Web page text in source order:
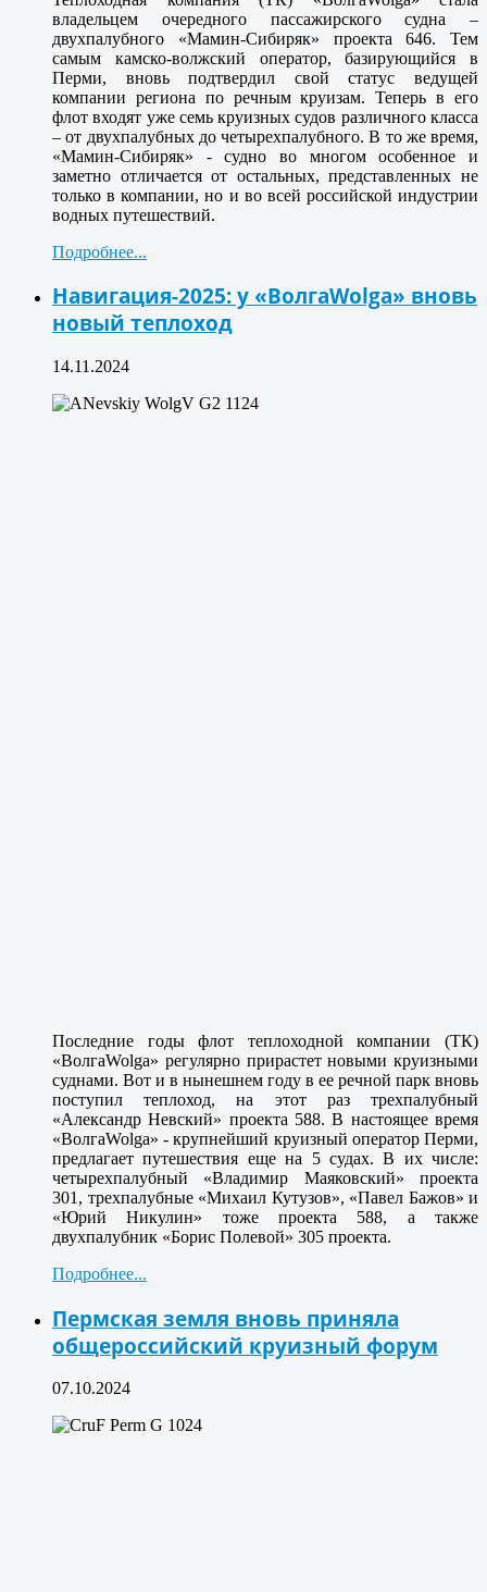
владельцем очередного пассажирского судна –
двухпалубного «Мамин-Сибиряк» проекта 646. Тем
самым камско-волжский оператор, базирующийся в
Перми, вновь подтвердил свой статус ведущей
компании региона по речным круизам. Теперь в его
флот входят уже семь круизных судов различного класса
– от двухпалубных до четырехпалубного. В то же время,
«Мамин-Сибиряк» - судно во многом особенное и
заметно отличается от остальных, представленных не
только в компании, но и во всей российской индустрии
водных путешествий.
Подробнее...
Навигация-2025: у «ВолгаWolga» вновь
новый теплоход
14.11.2024
Последние годы флот теплоходной компании (ТК)
«ВолгаWolga» регулярно прирастет новыми круизными
суднами. Вот и в нынешнем году в ее речной парк вновь
поступил теплоход, на этот раз трехпалубный
«Александр Невский» проекта 588. В настоящее время
«ВолгаWolga» - крупнейший круизный оператор Перми,
предлагает путешествия еще на 5 судах. В их числе:
четырехпалубный «Владимир Маяковский» проекта
301, трехпалубные «Михаил Кутузов», «Павел Бажов» и
«Юрий Никулин» тоже проекта 588, а также
двухпалубник «Борис Полевой» 305 проекта.
Подробнее...
Пермская земля вновь приняла
общероссийский круизный форум
07.10.2024